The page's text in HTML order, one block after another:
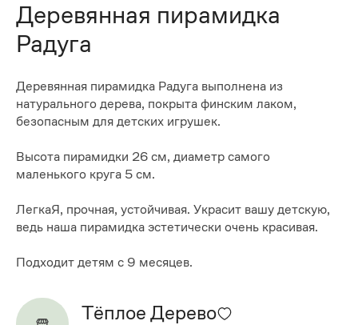
Деревянная пирамидка
Радуга
Деревянная пирамидка Радуга выполнена из
натурального дерева, покрыта финским лаком,
безопасным для детских игрушек.
Высота пирамидки 26 см, диаметр самого
маленького круга 5 см.
ЛегкаЯ, прочная, устойчивая. Украсит вашу детскую,
ведь наша пирамидка эстетически очень красивая.
Подходит детям с 9 месяцев.
Тёплое Дерево